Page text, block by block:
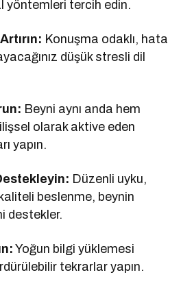
yöntemleri tercih edin.
Konuşma odaklı, hata
düşük stresli dil
Beyni aynı anda hem
olarak aktive eden
yapın.
Düzenli uyku,
beslenme, beynin
destekler.
Yoğun bilgi yüklemesi
tekrarlar yapın.